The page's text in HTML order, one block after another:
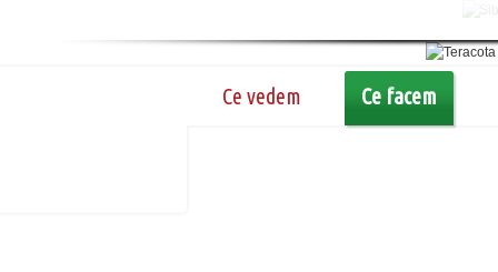
Ce vedem Ce facem